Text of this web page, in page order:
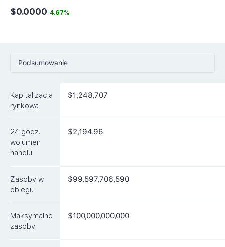
$0.0000 4.67%
Podsumowanie
Rynki
FAQ
Kapitalizacja
rynkowa
$1,248,707
24 godz.
wolumen
handlu
$2,194.96
Zasoby w
obiegu
$99,597,706,590
Maksymalne
zasoby
$100,000,000,000